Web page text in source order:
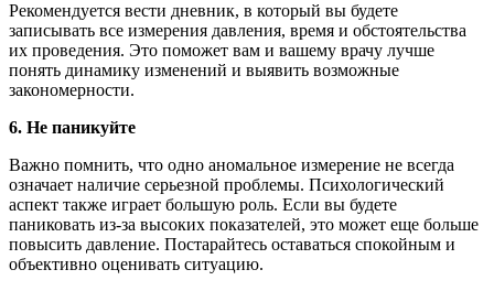
Рекомендуется вести дневник, в который вы будете
записывать все измерения давления, время и обстоятельства
их проведения. Это поможет вам и вашему врачу лучше
понять динамику изменений и выявить возможные
закономерности.
6. Не паникуйте
Важно помнить, что одно аномальное измерение не всегда
означает наличие серьезной проблемы. Психологический
аспект также играет большую роль. Если вы будете
паниковать из-за высоких показателей, это может еще больше
повысить давление. Постарайтесь оставаться спокойным и
объективно оценивать ситуацию.